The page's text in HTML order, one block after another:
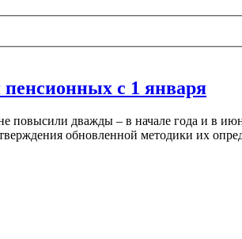
пенсионных с 1 января
повысили дважды – в начале года и в
обновленной методики их